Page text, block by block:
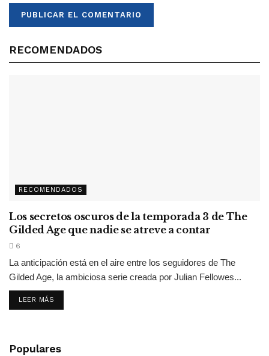
RECOMENDADOS
RECOMENDADOS
Los secretos oscuros de la temporada 3 de The
Gilded Age que nadie se atreve a contar
6
La anticipación está en el aire entre los seguidores de The
Gilded Age, la ambiciosa serie creada por Julian Fellowes...
LEER MÁS
Populares